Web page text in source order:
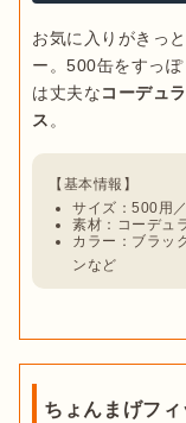
お気に入りがきっ
ー。500缶をすっ
は丈夫なコーデュラ
ス
サイズ：500用
素材：コーデュ
カラー：ブラッ
ンなど
ちょんまげフ